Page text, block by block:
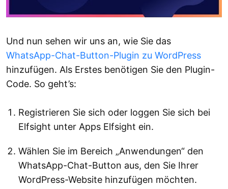
Und nun sehen wir uns an, wie Sie das
WhatsApp-Chat-Button-Plugin zu WordPress
hinzufügen. Als Erstes benötigen Sie den Plugin-
Code. So geht’s:
Registrieren Sie sich oder loggen Sie sich bei
Elfsight unter Apps Elfsight ein.
Wählen Sie im Bereich „Anwendungen“ den
WhatsApp-Chat-Button aus, den Sie Ihrer
WordPress-Website hinzufügen möchten.